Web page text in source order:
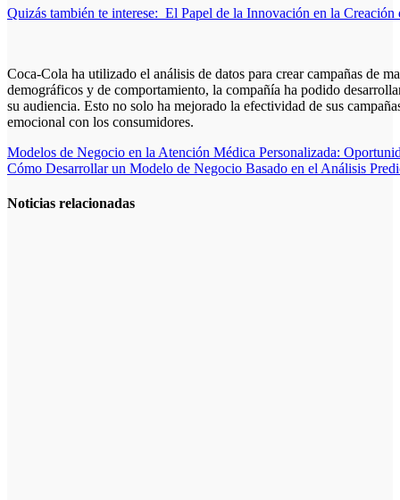
Quizás también te interese: El Papel de la Innovación en la
Coca-Cola ha utilizado el análisis de datos para crear campañas de
demográficos y de comportamiento, la compañía ha podido
su audiencia. Esto no solo ha mejorado la efectividad de sus
emocional con los consumidores.
Navegación
de
entradas
Modelos de Negocio en la Atención Médica Personalizada:
Cómo Desarrollar un Modelo de Negocio Basado en el Análisis
Noticias relacionadas